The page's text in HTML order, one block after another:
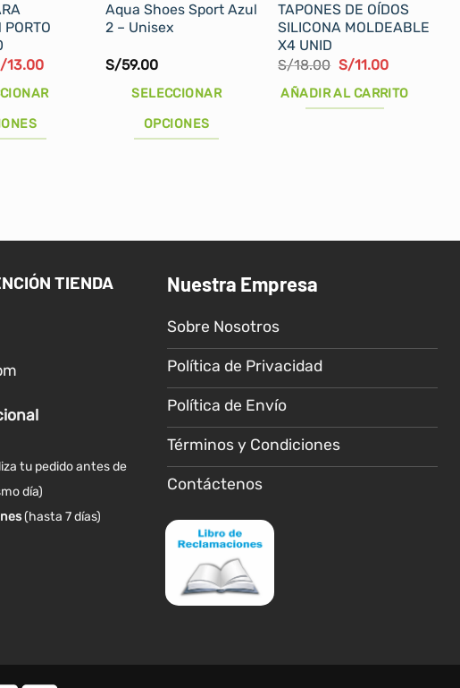
PORTO
13.00El
actual
Aqua Shoes Sport Azul
2 – Unisex
S/59.00
SELECCIONAR
OPCIONES
variantes.
opciones
producto
TAPONES DE OÍDOS
SILICONA MOLDEABLE
X4 UNID
S/18.00 El
precio
original
era:
S/11.00El
actual
AÑADIR AL CARRITO
TIENDA
tu pedido antes de
día)
(hasta 7 días)
Nuestra Empresa
Sobre Nosotros
Política de Privacidad
Política de Envío
Términos y Condiciones
Contáctenos